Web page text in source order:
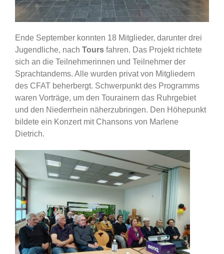
Ende September konnten 18 Mitglieder, darunter drei
Jugendliche, nach Toursfahren. Das Projekt richtete
sich an die Teilnehmerinnen und Teilnehmer der
Sprachtandems. Alle wurden privat von Mitgliedern
des CFAT beherbergt. Schwerpunkt des Programms
waren Vorträge, um den Tourainern das Ruhrgebiet
und den Niederrhein näherzubringen. Den Höhepunkt
bildete ein Konzert mit Chansons von Marlene
Dietrich.